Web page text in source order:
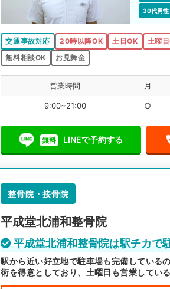
30代男性
交通事故対応 20時以降OK 土日OK 土曜
無料相談OK
お見舞金
営業時間 月
9:00~21:00 ○
無料 LINEで予約する
整骨院・接骨院
平成堂北浦和整骨院
平成堂北浦和整骨院は駅チカで
駅から近い好立地で駐車場も完備している
術を得意としており、土曜日も営業してい